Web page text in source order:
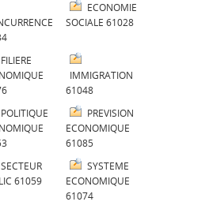
ECONOMIE
SOCIALE 61028
FILIERE
IMMIGRATION
61048
POLITIQUE
PREVISION
ECONOMIQUE
61085
SECTEUR
61059
SYSTEME
ECONOMIQUE
61074